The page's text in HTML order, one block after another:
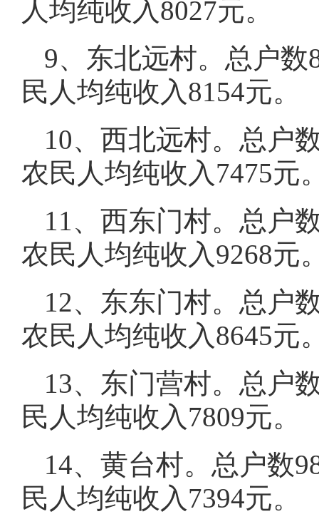
人均纯收入8027元。
9、东北远村。总户数
民人均纯收入8154元。
10、西北远村。总户
农民人均纯收入7475元
11、西东门村。总户
农民人均纯收入9268元
12、东东门村。总户
农民人均纯收入8645元
13、东门营村。总户
民人均纯收入7809元。
14、黄台村。总户数
民人均纯收入7394元。